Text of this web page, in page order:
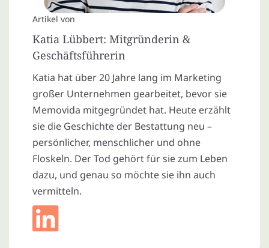
Artikel von
Katia Lübbert: Mitgründerin &
Geschäftsführerin
Katia hat über 20 Jahre lang im Marketing
großer Unternehmen gearbeitet, bevor sie
Memovida mitgegründet hat. Heute erzählt
sie die Geschichte der Bestattung neu –
persönlicher, menschlicher und ohne
Floskeln. Der Tod gehört für sie zum Leben
dazu, und genau so möchte sie ihn auch
vermitteln.